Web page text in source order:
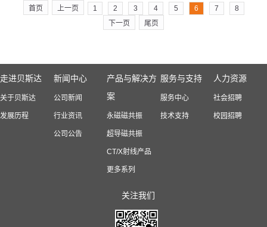
首页 上一页 1 2 3 4 5 6 7
8
下一页
尾页
走进贝斯达
关于贝斯达
发展历程
新闻中心
公司新闻
行业资讯
公司公告
产品与解决方
案
永磁磁共振
超导磁共振
CT/X射线产品
更多系列
服务与支持
服务中心
技术支持
人力资源
社会招聘
校园招聘
关注我们